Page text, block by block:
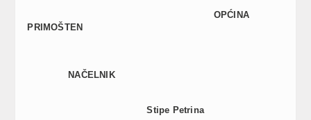
OPĆINA
PRIMOŠTEN
NAČELNIK
Stipe Petrina